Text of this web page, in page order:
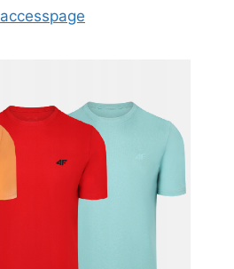
accesspage